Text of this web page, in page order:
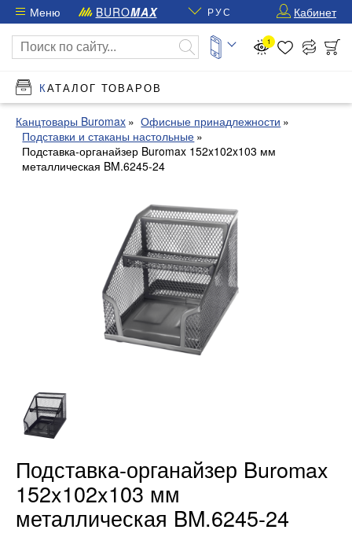
Меню BUROMAX РУС Кабинет
1
КАТАЛОГ ТОВАРОВ
Канцтовары Buromax
Офисные принадлежности
Подставки и стаканы настольные
Подставка-органайзер Buromax 152x102x103 мм
металлическая BM.6245-24
Подставка-органайзер Buromax
152x102x103 мм
металлическая BM.6245-24